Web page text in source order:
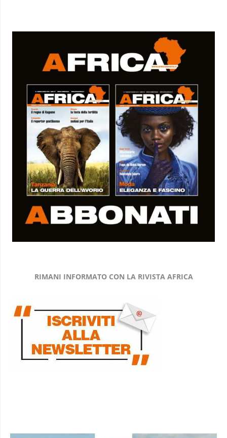
RIMANI INFORMATO CON LA RIVISTA AFRICA